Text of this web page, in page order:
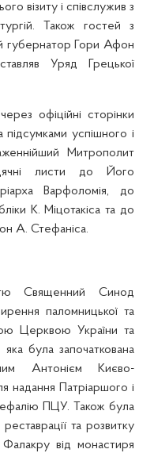
візиту і співслужив з
Також гостей з
губернатор Гори Афон
Уряд Грецької
офіційні сторінки
підсумками успішного і
Митрополит
листи до Його
Варфоломія, до
К. Міцотакіса та до
А. Стефаніса.
Священний Синод
паломницької та
Церквою України та
була започаткована
Антонієм Києво-
надання Патріаршого і
ПЦУ. Також була
та розвитку
Фалакру від монастиря